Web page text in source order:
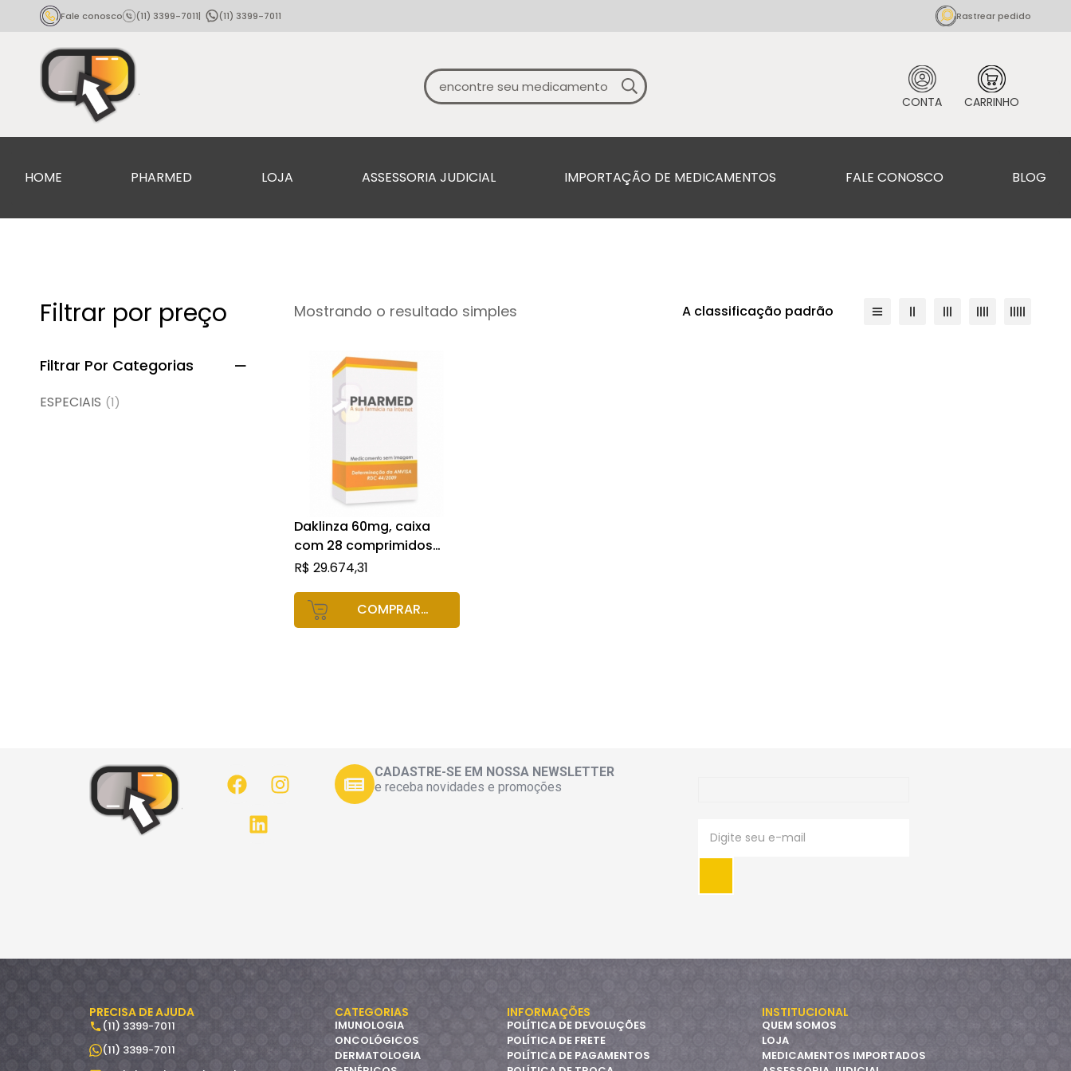
Fale conosco (11) 3399-7011| (11) 3399-7011 Rastrear pedido
HOME PHARMED LOJA ASSESSORIA JUDICIAL IMPORTAÇÃO DE MEDICAMENTOS FALE CONOSCO BLOG
Filtrar por preço
Filtrar Por Categorias
ESPECIAIS (1)
Mostrando o resultado simples A classificação padrão
Daklinza 60mg, caixa
com 28 comprimidos
revestidos
R$ 29.674,31
COMPRAR
CADASTRE-SE EM NOSSA NEWSLETTER
e receba novidades e promoções
PRECISA DE AJUDA
(11) 3399-7011
(11) 3399-7011
CATEGORIAS
IMUNOLOGIA
ONCOLÓGICOS
DERMATOLOGIA
INFORMAÇÕES
POLÍTICA DE DEVOLUÇÕES
POLÍTICA DE FRETE
POLÍTICA DE PAGAMENTOS
INSTITUCIONAL
QUEM SOMOS
LOJA
MEDICAMENTOS IMPORTADOS